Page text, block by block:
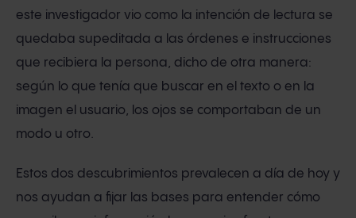
este investigador vio como la intención de lectura se
quedaba supeditada a las órdenes e instrucciones
que recibiera la persona, dicho de otra manera:
según lo que tenía que buscar en el texto o en la
imagen el usuario, los ojos se comportaban de un
modo u otro.
Estos dos descubrimientos prevalecen a día de hoy y
nos ayudan a fijar las bases para entender cómo